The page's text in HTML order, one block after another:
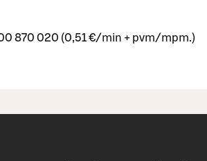
870 020 (0,51 €/min + pvm/mpm.)